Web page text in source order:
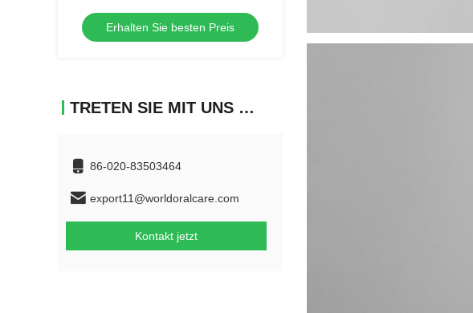
Zahnbürste Kunststoff manuell weiche
Borste Erwachsene Zahnbürste
Erhalten Sie besten Preis
TRETEN SIE MIT UNS IN VERBINDUNG
86-020-83503464
export11@worldoralcare.com
Kontakt jetzt